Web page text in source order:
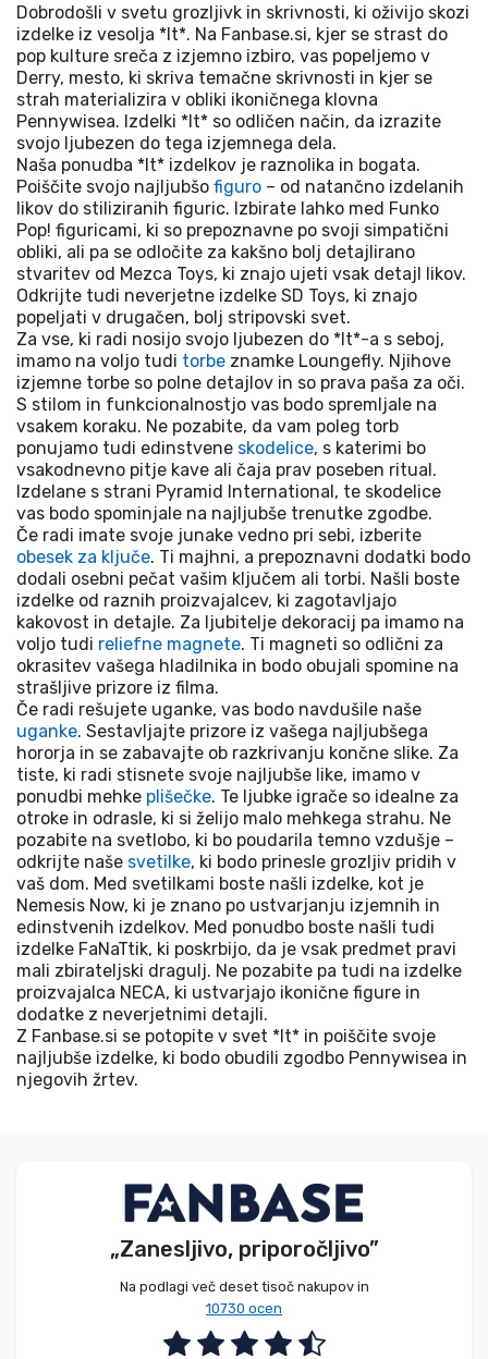
Dobrodošli v svetu grozljivk in skrivnosti, ki oživijo skozi
izdelke iz vesolja *It*. Na Fanbase.si, kjer se strast do
pop kulture sreča z izjemno izbiro, vas popeljemo v
Derry, mesto, ki skriva temačne skrivnosti in kjer se
strah materializira v obliki ikoničnega klovna
Pennywisea. Izdelki *It* so odličen način, da izrazite
svojo ljubezen do tega izjemnega dela.
Naša ponudba *It* izdelkov je raznolika in bogata.
Poiščite svojo najljubšo figuro – od natančno izdelanih
likov do stiliziranih figuric. Izbirate lahko med Funko
Pop! figuricami, ki so prepoznavne po svoji simpatični
obliki, ali pa se odločite za kakšno bolj detajlirano
stvaritev od Mezca Toys, ki znajo ujeti vsak detajl likov.
Odkrijte tudi neverjetne izdelke SD Toys, ki znajo
popeljati v drugačen, bolj stripovski svet.
Za vse, ki radi nosijo svojo ljubezen do *It*-a s seboj,
imamo na voljo tudi torbe znamke Loungefly. Njihove
izjemne torbe so polne detajlov in so prava paša za oči.
S stilom in funkcionalnostjo vas bodo spremljale na
vsakem koraku. Ne pozabite, da vam poleg torb
ponujamo tudi edinstvene skodelice, s katerimi bo
vsakodnevno pitje kave ali čaja prav poseben ritual.
Izdelane s strani Pyramid International, te skodelice
vas bodo spominjale na najljubše trenutke zgodbe.
Če radi imate svoje junake vedno pri sebi, izberite
obesek za ključe. Ti majhni, a prepoznavni dodatki bodo
dodali osebni pečat vašim ključem ali torbi. Našli boste
izdelke od raznih proizvajalcev, ki zagotavljajo
kakovost in detajle. Za ljubitelje dekoracij pa imamo na
voljo tudi reliefne magnete. Ti magneti so odlični za
okrasitev vašega hladilnika in bodo obujali spomine na
strašljive prizore iz filma.
Če radi rešujete uganke, vas bodo navdušile naše
uganke. Sestavljajte prizore iz vašega najljubšega
hororja in se zabavajte ob razkrivanju končne slike. Za
tiste, ki radi stisnete svoje najljubše like, imamo v
ponudbi mehke plišečke. Te ljubke igrače so idealne za
otroke in odrasle, ki si želijo malo mehkega strahu. Ne
pozabite na svetlobo, ki bo poudarila temno vzdušje –
odkrijte naše svetilke, ki bodo prinesle grozljiv pridih v
vaš dom. Med svetilkami boste našli izdelke, kot je
Nemesis Now, ki je znano po ustvarjanju izjemnih in
edinstvenih izdelkov. Med ponudbo boste našli tudi
izdelke FaNaTtik, ki poskrbijo, da je vsak predmet pravi
mali zbirateljski dragulj. Ne pozabite pa tudi na izdelke
proizvajalca NECA, ki ustvarjajo ikonične figure in
dodatke z neverjetnimi detajli.
Z Fanbase.si se potopite v svet *It* in poiščite svoje
najljubše izdelke, ki bodo obudili zgodbo Pennywisea in
njegovih žrtev.
„Zanesljivo, priporočljivo”
Na podlagi več deset tisoč nakupov in
10730 ocen